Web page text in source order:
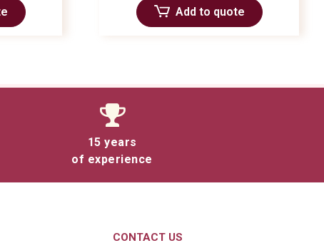
Add to quote
15 years
of experience
CONTACT US